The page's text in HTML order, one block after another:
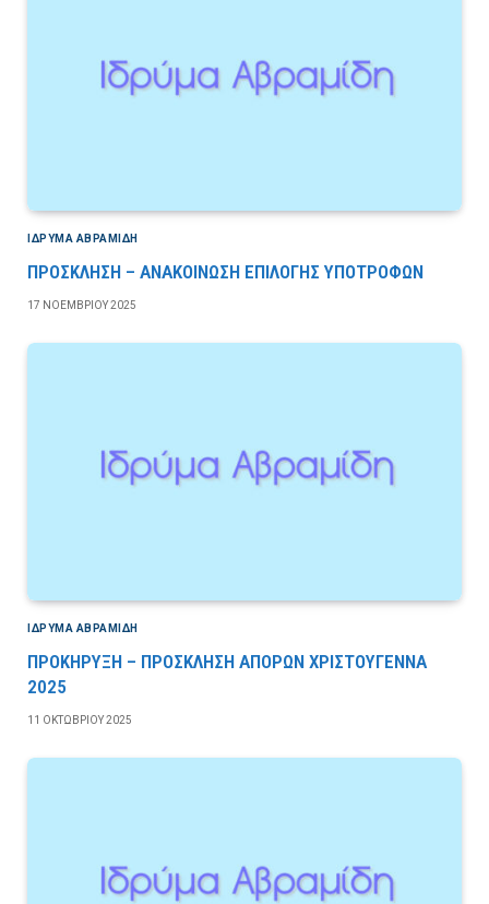
ΙΔΡΎΜΑ ΑΒΡΑΜΊΔΗ
ΠΡΟΣΚΛΗΣΗ – ΑΝΑΚΟΙΝΩΣΗ ΕΠΙΛΟΓΗΣ ΥΠΟΤΡΟΦΩΝ
17 ΝΟΕΜΒΡΊΟΥ 2025
ΙΔΡΎΜΑ ΑΒΡΑΜΊΔΗ
ΠΡΟΚΗΡΥΞΗ – ΠΡΟΣΚΛΗΣΗ ΑΠΟΡΩΝ ΧΡΙΣΤΟΥΓΕΝΝΑ
2025
11 ΟΚΤΩΒΡΊΟΥ 2025